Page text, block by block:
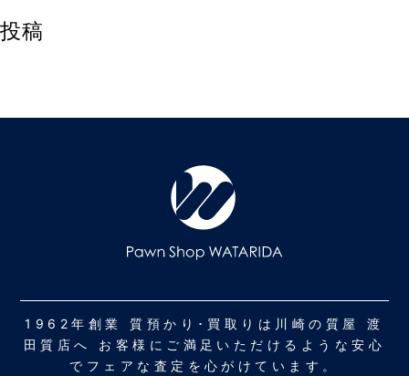
投稿
1962年創業 質預かり･買取りは川崎の質屋 渡
田質店へ お客様にご満足いただけるような安心
でフェアな査定を心がけています。